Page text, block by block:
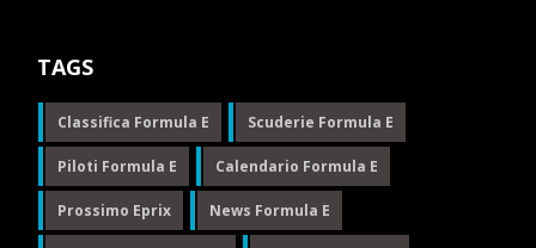
TAGS
Classifica Formula E Scuderie Formula E
Piloti Formula E Calendario Formula E
Prossimo Eprix News Formula E